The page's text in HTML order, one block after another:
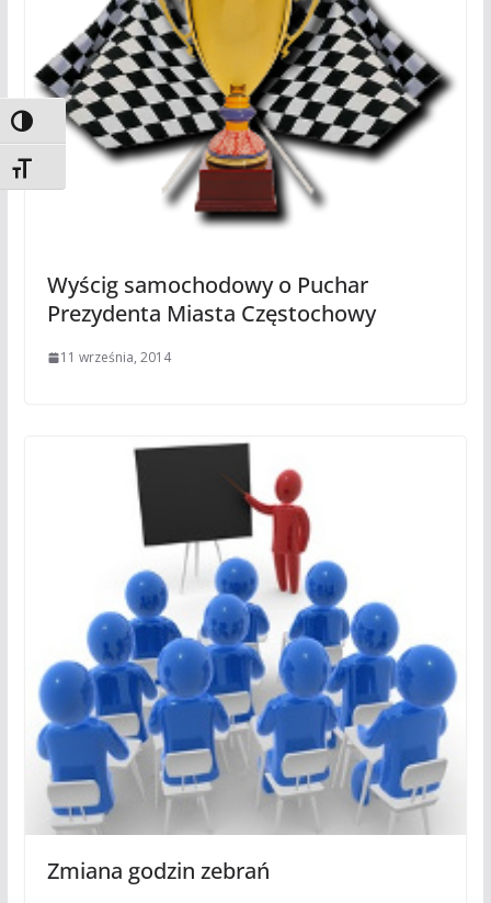
Toggle High Contrast
Toggle Font size
Wyścig samochodowy o Puchar
Prezydenta Miasta Częstochowy
11 września, 2014
Zmiana godzin zebrań